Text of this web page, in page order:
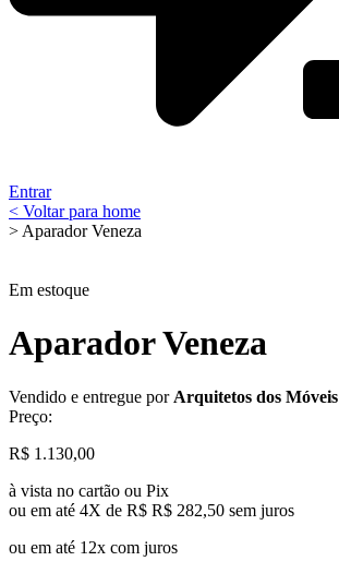
Entrar
< Voltar para home
> Aparador Veneza
Em estoque
Aparador Veneza
Vendido e entregue por Arquitetos dos Móveis
Preço:
R$ 1.130,00
à vista no cartão ou Pix
ou em até 4X de R$ R$ 282,50 sem juros
ou em até 12x com juros